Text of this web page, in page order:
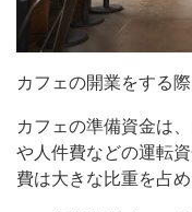
カフェの開業をする
カフェの準備資金は
や人件費などの運転
費は大きな比重を占め